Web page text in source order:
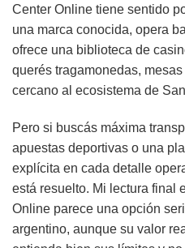
Center Online tiene sentido
una marca conocida, opera
ofrece una biblioteca de
querés tragamonedas,
cercano al ecosistema de
Pero si buscás máxima
apuestas deportivas o una
explícita en cada detalle
está resuelto. Mi lectura final
Online parece una opción
argentino, aunque su valor